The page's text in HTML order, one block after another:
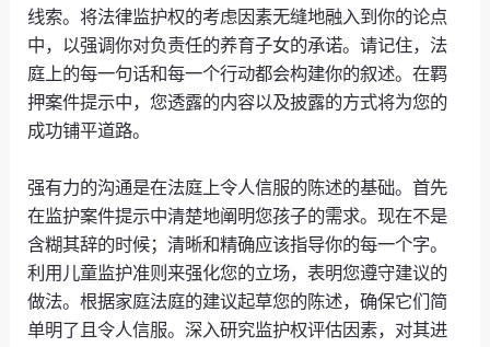
线索。将法律监护权的考虑因素无缝地融入到你的论点
中，以强调你对负责任的养育子女的承诺。请记住，法
庭上的每一句话和每一个行动都会构建你的叙述。在羁
押案件提示中，您透露的内容以及披露的方式将为您的
成功铺平道路。
强有力的沟通是在法庭上令人信服的陈述的基础。首先
在监护案件提示中清楚地阐明您孩子的需求。现在不是
含糊其辞的时候；清晰和精确应该指导你的每一个字。
利用儿童监护准则来强化您的立场，表明您遵守建议的
做法。根据家庭法庭的建议起草您的陈述，确保它们简
单明了且令人信服。深入研究监护权评估因素，对其进